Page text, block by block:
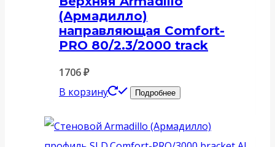
(Армадилло)
направляющая Comfort-
PRO 80/2.3/2000 track
1706₽
В корзину
Подробнее